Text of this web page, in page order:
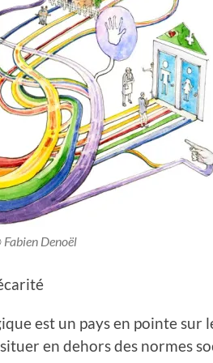
Denoël
est un pays en pointe sur
en dehors des normes